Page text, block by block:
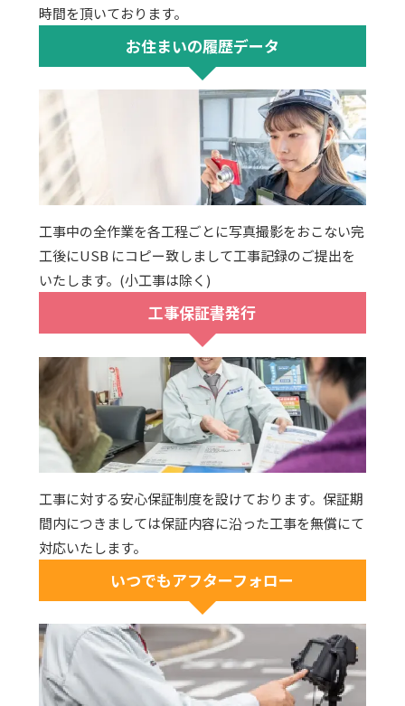
時間を頂いております。
お住まいの履歴データ
工事中の全作業を各工程ごとに写真撮影をおこない完
工後にUSB にコピー致しまして工事記録のご提出を
いたします。(小工事は除く)
工事保証書発行
工事に対する安心保証制度を設けております。保証期
間内につきましては保証内容に沿った工事を無償にて
対応いたします。
いつでもアフターフォロー